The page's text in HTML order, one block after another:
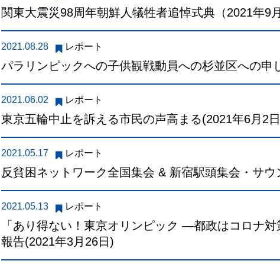
関東大震災98周年朝鮮人犠牲者追悼式典（2021年9
2021.08.28 レポート
パラリンピックへの子供観戦動員への杉並区への申
2021.06.02 レポート
東京五輪中止を訴える市民の声高まる(2021年6月2
2021.05.17 レポート
反貧困ネットワーク全国集会 & 新宿駅頭集会・サ
2021.05.13 レポート
「あり得ない！東京オリンピック ―都政はコロナ
報告(2021年3月26日)